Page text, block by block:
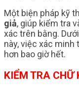
Một biện pháp kỹ
giả, giúp kiểm tra
xác trên bằng.
này, việc xác minh
hơn bao giờ hết.
KIỂM TRA CHỮ